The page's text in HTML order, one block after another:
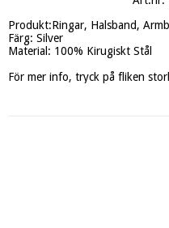
Produkt:Ringar, Halsband,
Färg: Silver
Material: 100% Kirugiskt Stål
För mer info, tryck på fliken